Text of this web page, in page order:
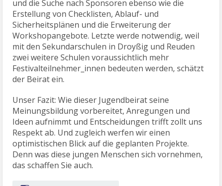
und die Suche nach Sponsoren ebenso wie die
Erstellung von Checklisten, Ablauf- und
Sicherheitsplänen und die Erweiterung der
Workshopangebote. Letzte werde notwendig, weil
mit den Sekundarschulen in Droyßig und Reuden
zwei weitere Schulen voraussichtlich mehr
Festivalteilnehmer_innen bedeuten werden, schätzt
der Beirat ein.
Unser Fazit: Wie dieser Jugendbeirat seine
Meinungsbildung vorbereitet, Anregungen und
Ideen aufnimmt und Entscheidungen trifft zollt uns
Respekt ab. Und zugleich werfen wir einen
optimistischen Blick auf die geplanten Projekte.
Denn was diese jungen Menschen sich vornehmen,
das schaffen Sie auch.